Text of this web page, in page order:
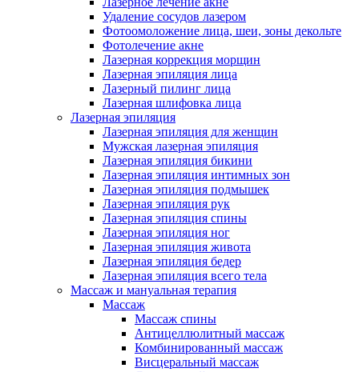
Удаление сосудов лазером
Фотоомоложение лица, шеи, зоны декольте
Фотолечение акне
Лазерная коррекция морщин
Лазерная эпиляция лица
Лазерный пилинг лица
Лазерная шлифовка лица
Лазерная эпиляция
Лазерная эпиляция для женщин
Мужская лазерная эпиляция
Лазерная эпиляция бикини
Лазерная эпиляция интимных зон
Лазерная эпиляция подмышек
Лазерная эпиляция рук
Лазерная эпиляция спины
Лазерная эпиляция ног
Лазерная эпиляция живота
Лазерная эпиляция бедер
Лазерная эпиляция всего тела
Массаж и мануальная терапия
Массаж
Массаж спины
Антицеллюлитный массаж
Комбинированный массаж
Висцеральный массаж